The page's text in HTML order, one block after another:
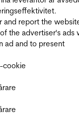
and report the
the advertiser's ads
ad and to present
cookie